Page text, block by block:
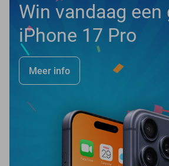
Win vandaag een
iPhone 17 Pro
Meer info